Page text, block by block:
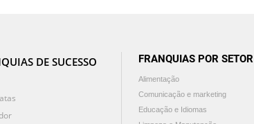
DE SUCESSO FRANQUIAS POR SETOR
Alimentação
Comunicação e marketing
Educação e Idiomas